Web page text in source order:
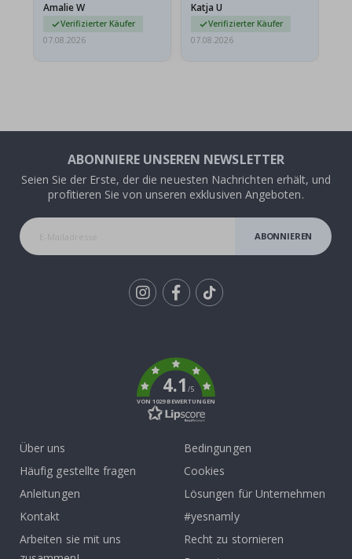
Amalie W
Verifizierter Käufer
07.08.2026
Katja U
Verifizierter Käufer
07.08.2026
ABONNIERE UNSEREN NEWSLETTER
Seien Sie der Erste, der die neuesten Nachrichten erhält, und
profitieren Sie von unseren exklusiven Angeboten.
ABONNIEREN
4.1/5
VON 1029 BEWERTUNGEN
Über uns
Häufig gestellte fragen
Anleitungen
Kontakt
Arbeiten sie mit uns
Bedingungen
Cookies
Lösungen für Unternehmen
#yesnamly
Recht zu stornieren